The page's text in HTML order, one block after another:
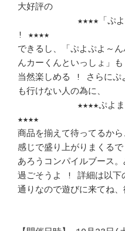
大好評の
! ★★★★
できるし、「ぷよぷよ～
んカーくんといっしょ」も
当然楽しめる ! さらにぷ
も行けない人の為に、
★★★★
商品を揃えて待ってるか
感じで盛り上がりまくるで
あろうコンパイルブース
過ごそうよ ! 詳細は以下
通りなので遊びに来てね